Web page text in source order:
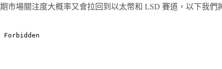
期市場關注度大概率又會拉回到以太幣和 LSD 賽道，以下我